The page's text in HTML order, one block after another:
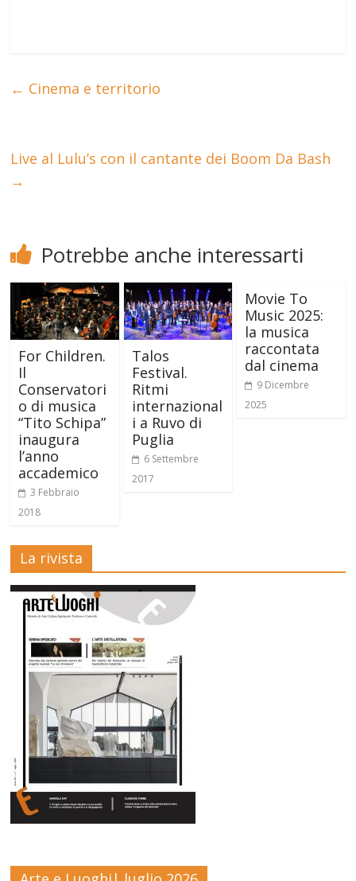
← Cinema e territorio
Live al Lulu’s con il cantante dei Boom Da Bash
→
Potrebbe anche interessarti
For Children.
Il
Conservatori
o di musica
“Tito Schipa”
inaugura
l’anno
accademico
3 Febbraio
2018
Talos
Festival.
Ritmi
internazional
i a Ruvo di
Puglia
6 Settembre
2017
Movie To
Music 2025:
la musica
raccontata
dal cinema
9 Dicembre
2025
La rivista